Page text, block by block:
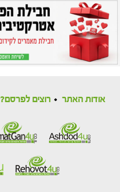
אודות האתר רוצים לפרסם?